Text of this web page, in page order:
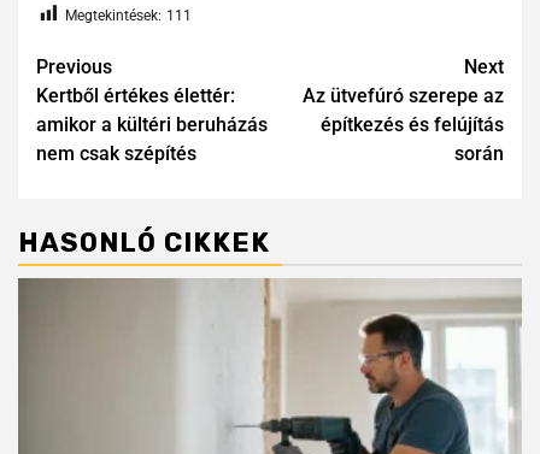
Megtekintések: 111
Previous
Kertből értékes élettér:
amikor a kültéri beruházás
nem csak szépítés
Next
Az ütvefúró szerepe az
építkezés és felújítás
során
HASONLÓ CIKKEK